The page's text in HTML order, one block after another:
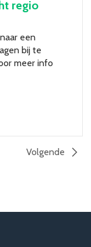
regio
een
bij te
meer info
Volgende